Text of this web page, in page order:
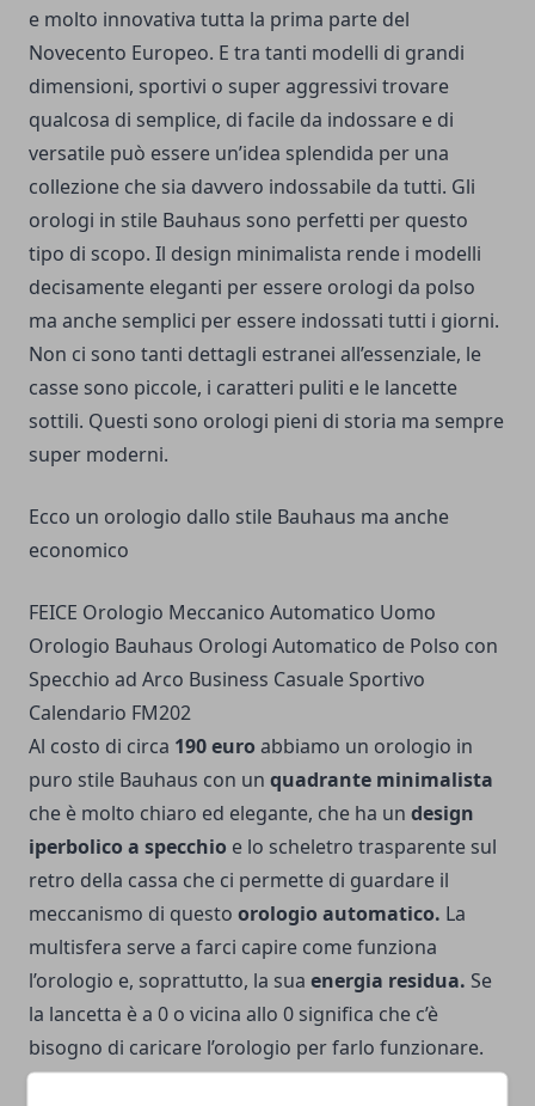
e molto innovativa tutta la prima parte del
Novecento Europeo. E tra tanti modelli di grandi
dimensioni, sportivi o super aggressivi trovare
qualcosa di semplice, di facile da indossare e di
versatile può essere un’idea splendida per una
collezione che sia davvero indossabile da tutti. Gli
orologi in stile Bauhaus sono perfetti per questo
tipo di scopo. Il design minimalista rende i modelli
decisamente eleganti per essere orologi da polso
ma anche semplici per essere indossati tutti i giorni.
Non ci sono tanti dettagli estranei all’essenziale, le
casse sono piccole, i caratteri puliti e le lancette
sottili. Questi sono orologi pieni di storia ma sempre
super moderni.
Ecco un orologio dallo stile Bauhaus ma anche
economico
FEICE Orologio Meccanico Automatico Uomo
Orologio Bauhaus Orologi Automatico de Polso con
Specchio ad Arco Business Casuale Sportivo
Calendario FM202
Al costo di circa 190 euro abbiamo un orologio in
puro stile Bauhaus con un quadrante minimalista
che è molto chiaro ed elegante, che ha un design
iperbolico a specchio e lo scheletro trasparente sul
retro della cassa che ci permette di guardare il
meccanismo di questo orologio automatico. La
multisfera serve a farci capire come funziona
l’orologio e, soprattutto, la sua energia residua. Se
la lancetta è a 0 o vicina allo 0 significa che c’è
bisogno di caricare l’orologio per farlo funzionare.
Questo orologio ha una carica che dura circa 35 ore